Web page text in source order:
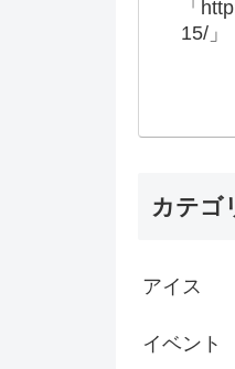
「
15/」
カテゴ
アイス
イベント